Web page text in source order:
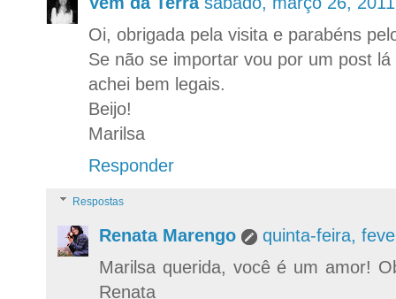
Oi, obrigada pela visita e parabéns
Se não se importar vou por um post
achei bem legais.
Beijo!
Marilsa
Responder
Respostas
Renata Marengo
quinta-feira,
Marilsa querida, você é um amor!
Renata